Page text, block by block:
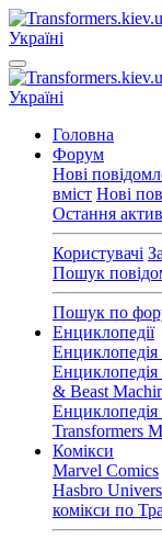
Головна
Форум
Нові
вміст Нові
Остання
Користувачі
Пошук
Пошук по
Енциклопедії
Енциклопедія
& Beast
Енциклопедія
Transformers
Комікси
Marvel Comics
Hasbro
комікси по